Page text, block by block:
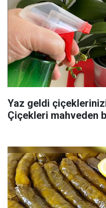
Yaz geldi
Çiçekleri mahveden